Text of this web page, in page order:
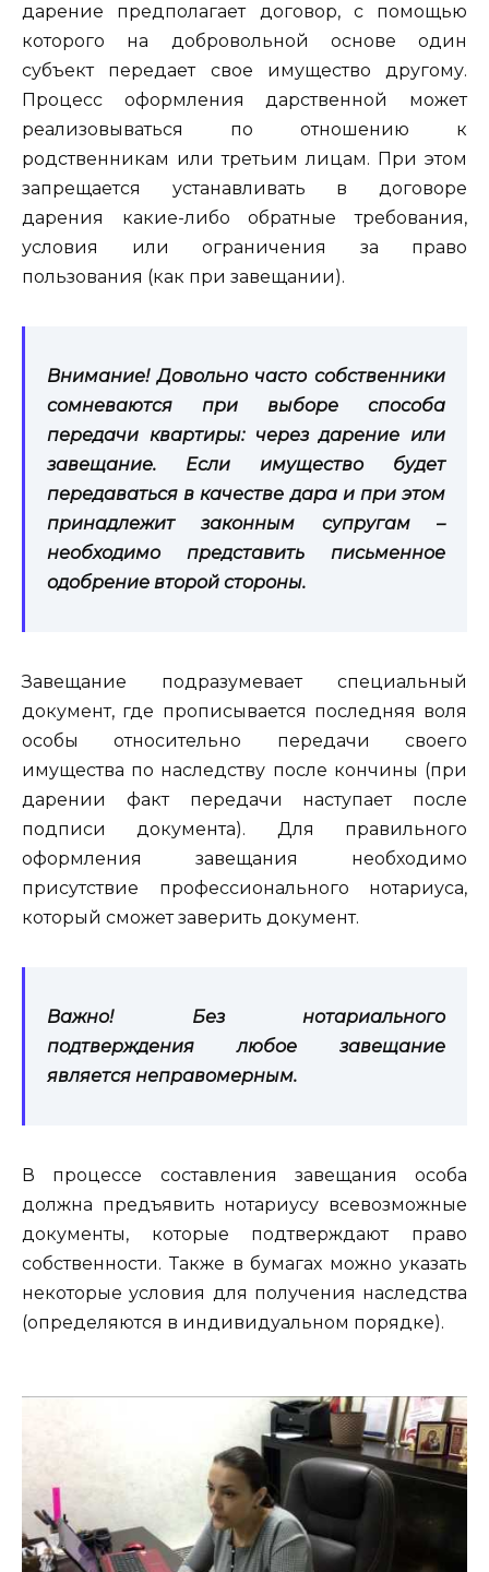
дарение предполагает договор, с помощью
которого на добровольной основе один
субъект передает свое имущество другому.
Процесс оформления дарственной может
реализовываться по отношению к
родственникам или третьим лицам. При этом
запрещается устанавливать в договоре
дарения какие-либо обратные требования,
условия или ограничения за право
пользования (как при завещании).
Внимание! Довольно часто собственники
сомневаются при выборе способа
передачи квартиры: через дарение или
завещание. Если имущество будет
передаваться в качестве дара и при этом
принадлежит законным супругам –
необходимо представить письменное
одобрение второй стороны.
Завещание подразумевает специальный
документ, где прописывается последняя воля
особы относительно передачи своего
имущества по наследству после кончины (при
дарении факт передачи наступает после
подписи документа). Для правильного
оформления завещания необходимо
присутствие профессионального нотариуса,
который сможет заверить документ.
Важно! Без нотариального
подтверждения любое завещание
является неправомерным.
В процессе составления завещания особа
должна предъявить нотариусу всевозможные
документы, которые подтверждают право
собственности. Также в бумагах можно указать
некоторые условия для получения наследства
(определяются в индивидуальном порядке).